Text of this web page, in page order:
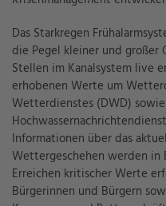
Das Starkregen
die Pegel kleiner und großer
Stellen im Kanalsystem live
erhobenen Werte um
Wetterdienstes (DWD)
Informationen über das
Wettergeschehen werden in
Erreichen kritischer Werte
Bürgerinnen und Bürgern